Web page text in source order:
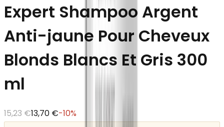
Expert Shampoo Argent
Anti-jaune Pour Cheveux
Blonds Blancs Et Gris 300
ml
15,23 €13,70 €-10%